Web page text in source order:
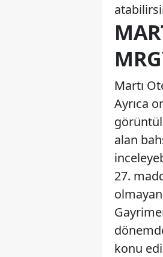
Martı
Ayrıca
alan
27.
konu